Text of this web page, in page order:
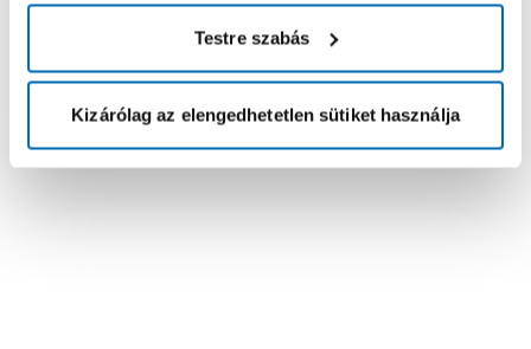
Testre szabás
Kizárólag az elengedhetetlen sütiket használja